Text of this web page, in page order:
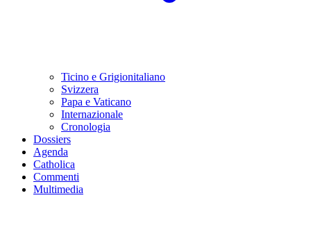
Ticino e Grigionitaliano
Svizzera
Papa e Vaticano
Internazionale
Cronologia
Dossiers
Agenda
Catholica
Commenti
Multimedia